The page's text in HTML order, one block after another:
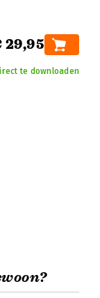
29,95
te downloaden